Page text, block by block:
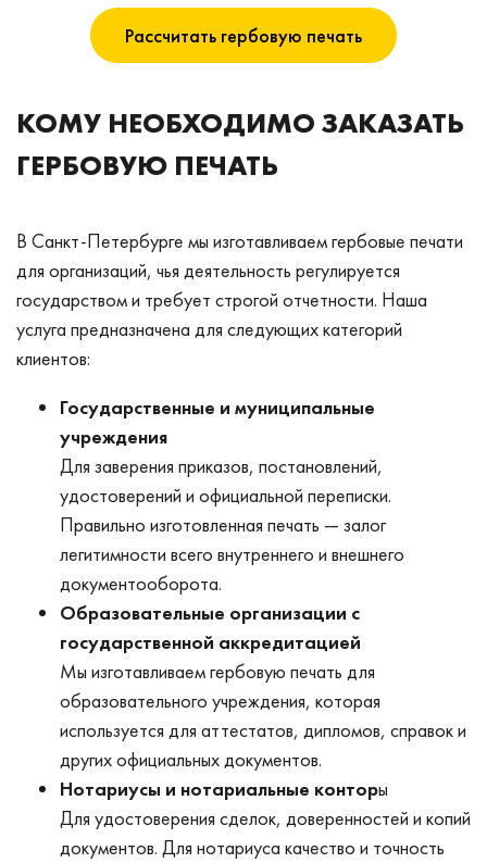
Рассчитать гербовую печать
КОМУ НЕОБХОДИМО ЗАКАЗАТЬ
ГЕРБОВУЮ ПЕЧАТЬ
В Санкт-Петербурге мы изготавливаем гербовые печати
для организаций, чья деятельность регулируется
государством и требует строгой отчетности. Наша
услуга предназначена для следующих категорий
клиентов:
Государственные и муниципальные
учреждения
Для заверения приказов, постановлений,
удостоверений и официальной переписки.
Правильно изготовленная печать — залог
легитимности всего внутреннего и внешнего
документооборота.
Образовательные организации с
государственной аккредитацией
Мы изготавливаем гербовую печать для
образовательного учреждения, которая
используется для аттестатов, дипломов, справок и
других официальных документов.
Нотариусы и нотариальные конторы
Для удостоверения сделок, доверенностей и копий
документов. Для нотариуса качество и точность